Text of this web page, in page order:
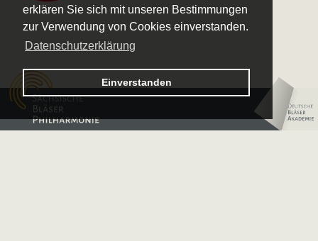
erklären Sie sich mit unseren Bestimmungen
zur Verwendung von Cookies einverstanden.
Datenschutzerklärung
Einverstanden
Logo – Sächsische Bläserphilharmonie
Logo – Deutsche